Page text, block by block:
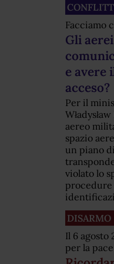
Facciamo
Gli
e avere
acceso?
Per il
aereo
spazio
un piano
violato lo
DISARMO
Il 6 agosto
per la